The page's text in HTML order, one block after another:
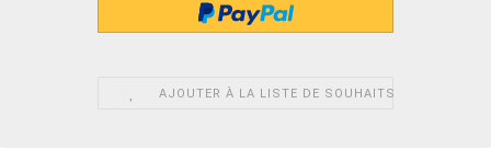
AJOUTER À LA LISTE DE SOUHAITS